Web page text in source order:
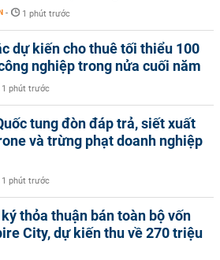
- 1 phút trước
dự kiến cho thuê tối thiểu 100
nghiệp trong nửa cuối năm
1 phút trước
tung đòn đáp trả, siết xuất
và trừng phạt doanh nghiệp
1 phút trước
thỏa thuận bán toàn bộ vốn
City, dự kiến thu về 270 triệu